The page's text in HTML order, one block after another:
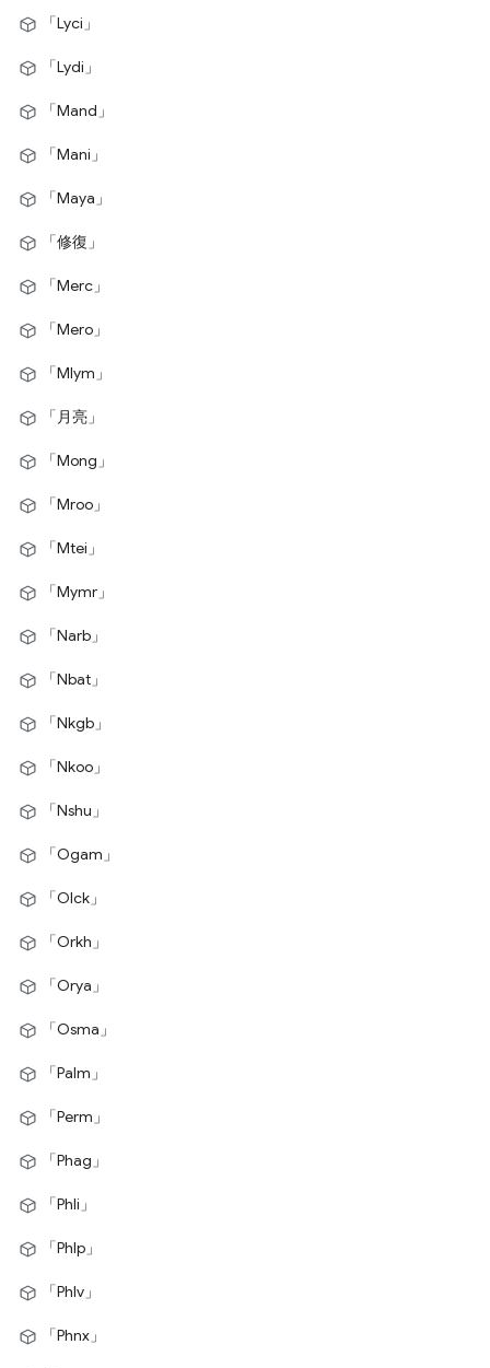
「Lyci」
「Lydi」
「Mand」
「Mani」
「Maya」
「修復」
「Merc」
「Mero」
「Mlym」
「月亮」
「Mong」
「Mroo」
「Mtei」
「Mymr」
「Narb」
「Nbat」
「Nkgb」
「Nkoo」
「Nshu」
「Ogam」
「Olck」
「Orkh」
「Orya」
「Osma」
「Palm」
「Perm」
「Phag」
「Phli」
「Phlp」
「Phlv」
「Phnx」